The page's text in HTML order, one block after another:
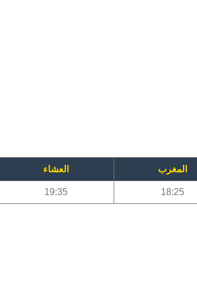
المغرب العشاء
18:25
19:35